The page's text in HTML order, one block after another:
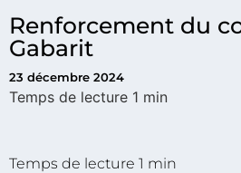
Renforcement du
Gabarit
23 décembre 2024